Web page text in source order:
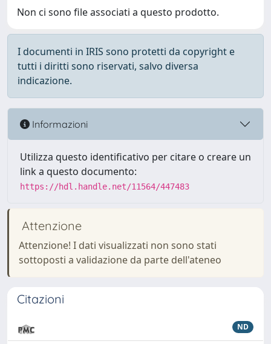
Non ci sono file associati a questo prodotto.
I documenti in IRIS sono protetti da copyright e
tutti i diritti sono riservati, salvo diversa
indicazione.
Informazioni
Utilizza questo identificativo per citare o creare un
link a questo documento:
https://hdl.handle.net/11564/447483
Attenzione
Attenzione! I dati visualizzati non sono stati
sottoposti a validazione da parte dell'ateneo
Citazioni
ND